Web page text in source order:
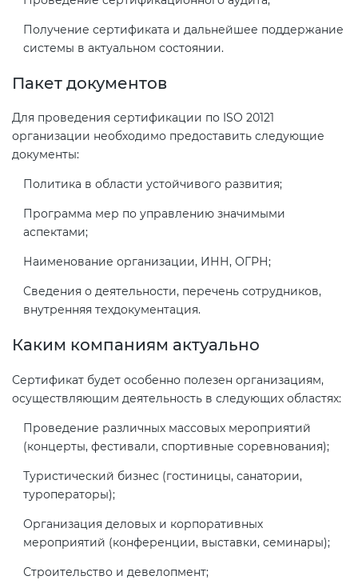
Получение сертификата и дальнейшее поддержание
системы в актуальном состоянии.
Пакет документов
Для проведения сертификации по ISO 20121
организации необходимо предоставить следующие
документы:
Политика в области устойчивого развития;
Программа мер по управлению значимыми
аспектами;
Наименование организации, ИНН, ОГРН;
Сведения о деятельности, перечень сотрудников,
внутренняя техдокументация.
Каким компаниям актуально
Сертификат будет особенно полезен организациям,
осуществляющим деятельность в следующих областях:
Проведение различных массовых мероприятий
(концерты, фестивали, спортивные соревнования);
Туристический бизнес (гостиницы, санатории,
туроператоры);
Организация деловых и корпоративных
мероприятий (конференции, выставки, семинары);
Строительство и девелопмент;
Действующие технические
регламенты